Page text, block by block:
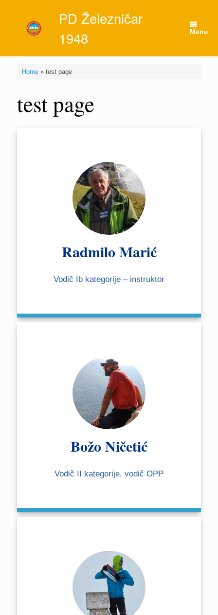
PD Železničar
1948
Menu
Home» test page
test page
Radmilo Marić
Vodič Ib kategorije – instruktor
Božo Ničetić
Vodič II kategorije, vodič OPP